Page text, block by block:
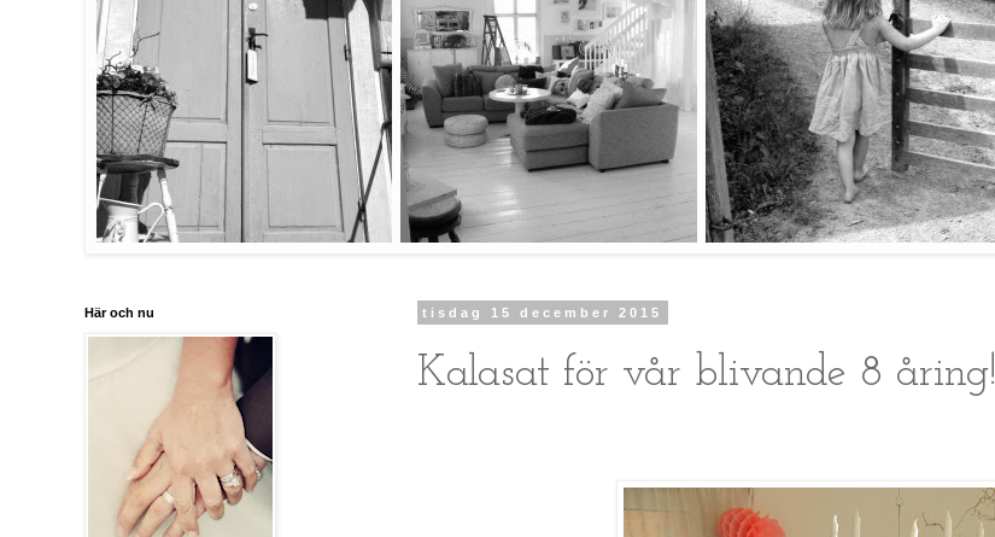
tisdag 15 december 2015
Kalasat för vår blivande 8 åring!
Här och nu